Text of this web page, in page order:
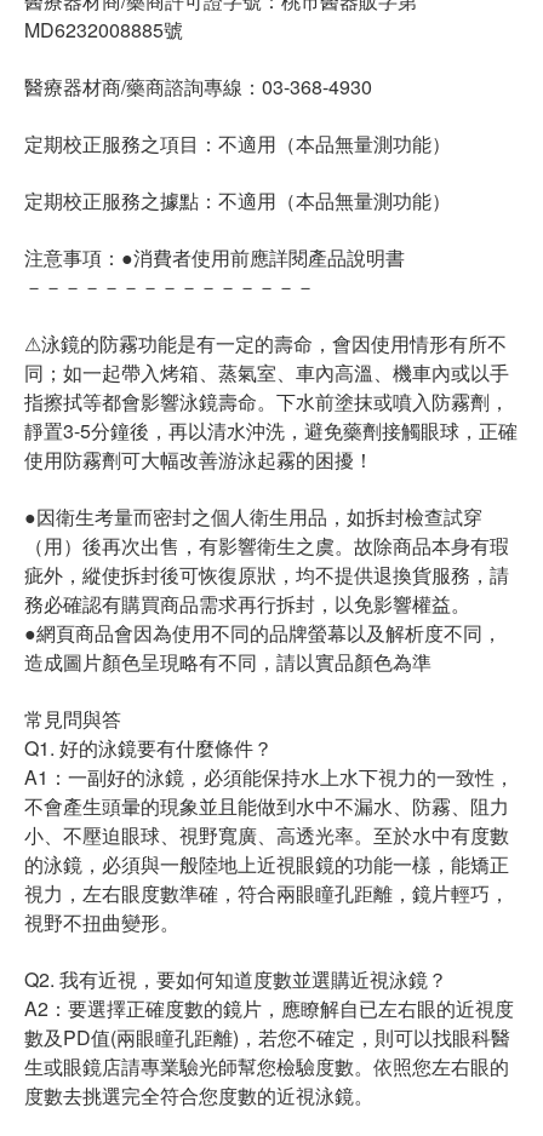
MD6232008885號
醫療器材商/藥商諮詢專線：03-368-4930
定期校正服務之項目：不適用（本品無量測功能）
定期校正服務之據點：不適用（本品無量測功能）
注意事項：●消費者使用前應詳閱產品說明書
－－－－－－－－－－－－－－－
⚠泳鏡的防霧功能是有一定的壽命，會因使用情形有所不
同；如一起帶入烤箱、蒸氣室、車內高溫、機車內或以手
指擦拭等都會影響泳鏡壽命。下水前塗抹或噴入防霧劑，
靜置3-5分鐘後，再以清水沖洗，避免藥劑接觸眼球，正確
使用防霧劑可大幅改善游泳起霧的困擾！
●因衛生考量而密封之個人衛生用品，如拆封檢查試穿
（用）後再次出售，有影響衛生之虞。故除商品本身有瑕
疵外，縱使拆封後可恢復原狀，均不提供退換貨服務，請
務必確認有購買商品需求再行拆封，以免影響權益。
●網頁商品會因為使用不同的品牌螢幕以及解析度不同，
造成圖片顏色呈現略有不同，請以實品顏色為準
常見問與答
Q1. 好的泳鏡要有什麼條件？
A1：一副好的泳鏡，必須能保持水上水下視力的一致性，
不會產生頭暈的現象並且能做到水中不漏水、防霧、阻力
小、不壓迫眼球、視野寬廣、高透光率。至於水中有度數
的泳鏡，必須與一般陸地上近視眼鏡的功能一樣，能矯正
視力，左右眼度數準確，符合兩眼瞳孔距離，鏡片輕巧，
視野不扭曲變形。
Q2. 我有近視，要如何知道度數並選購近視泳鏡？
A2：要選擇正確度數的鏡片，應瞭解自已左右眼的近視度
數及PD值(兩眼瞳孔距離)，若您不確定，則可以找眼科醫
生或眼鏡店請專業驗光師幫您檢驗度數。依照您左右眼的
度數去挑選完全符合您度數的近視泳鏡。